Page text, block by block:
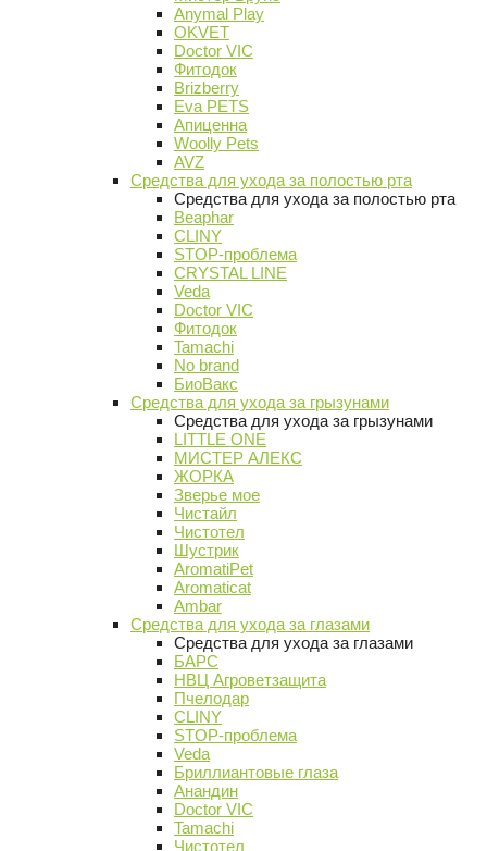
Anymal Play
OKVET
Doctor VIC
Фитодок
Brizberry
Eva PETS
Апиценна
Woolly Pets
AVZ
Средства для ухода за полостью рта
Средства для ухода за полостью рта
Beaphar
CLINY
STOP-проблема
CRYSTAL LINE
Veda
Doctor VIC
Фитодок
Tamachi
No brand
БиоВакс
Средства для ухода за грызунами
Средства для ухода за грызунами
LITTLE ONE
МИСТЕР АЛЕКС
ЖОРКА
Зверье мое
Чистайл
Чистотел
Шустрик
AromatiPet
Aromaticat
Ambar
Средства для ухода за глазами
Средства для ухода за глазами
БАРС
НВЦ Агроветзащита
Пчелодар
CLINY
STOP-проблема
Veda
Бриллиантовые глаза
Анандин
Doctor VIC
Tamachi
Чистотел